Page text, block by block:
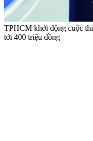
TPHCM khởi động cuộc
tới 400 triệu đồng